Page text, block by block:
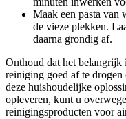
Maak een pasta van
de vieze plekken.
daarna grondig af.
Onthoud dat het
reiniging goed af te
deze huishoudelijke
opleveren, kunt u
reinigingsproducten voor